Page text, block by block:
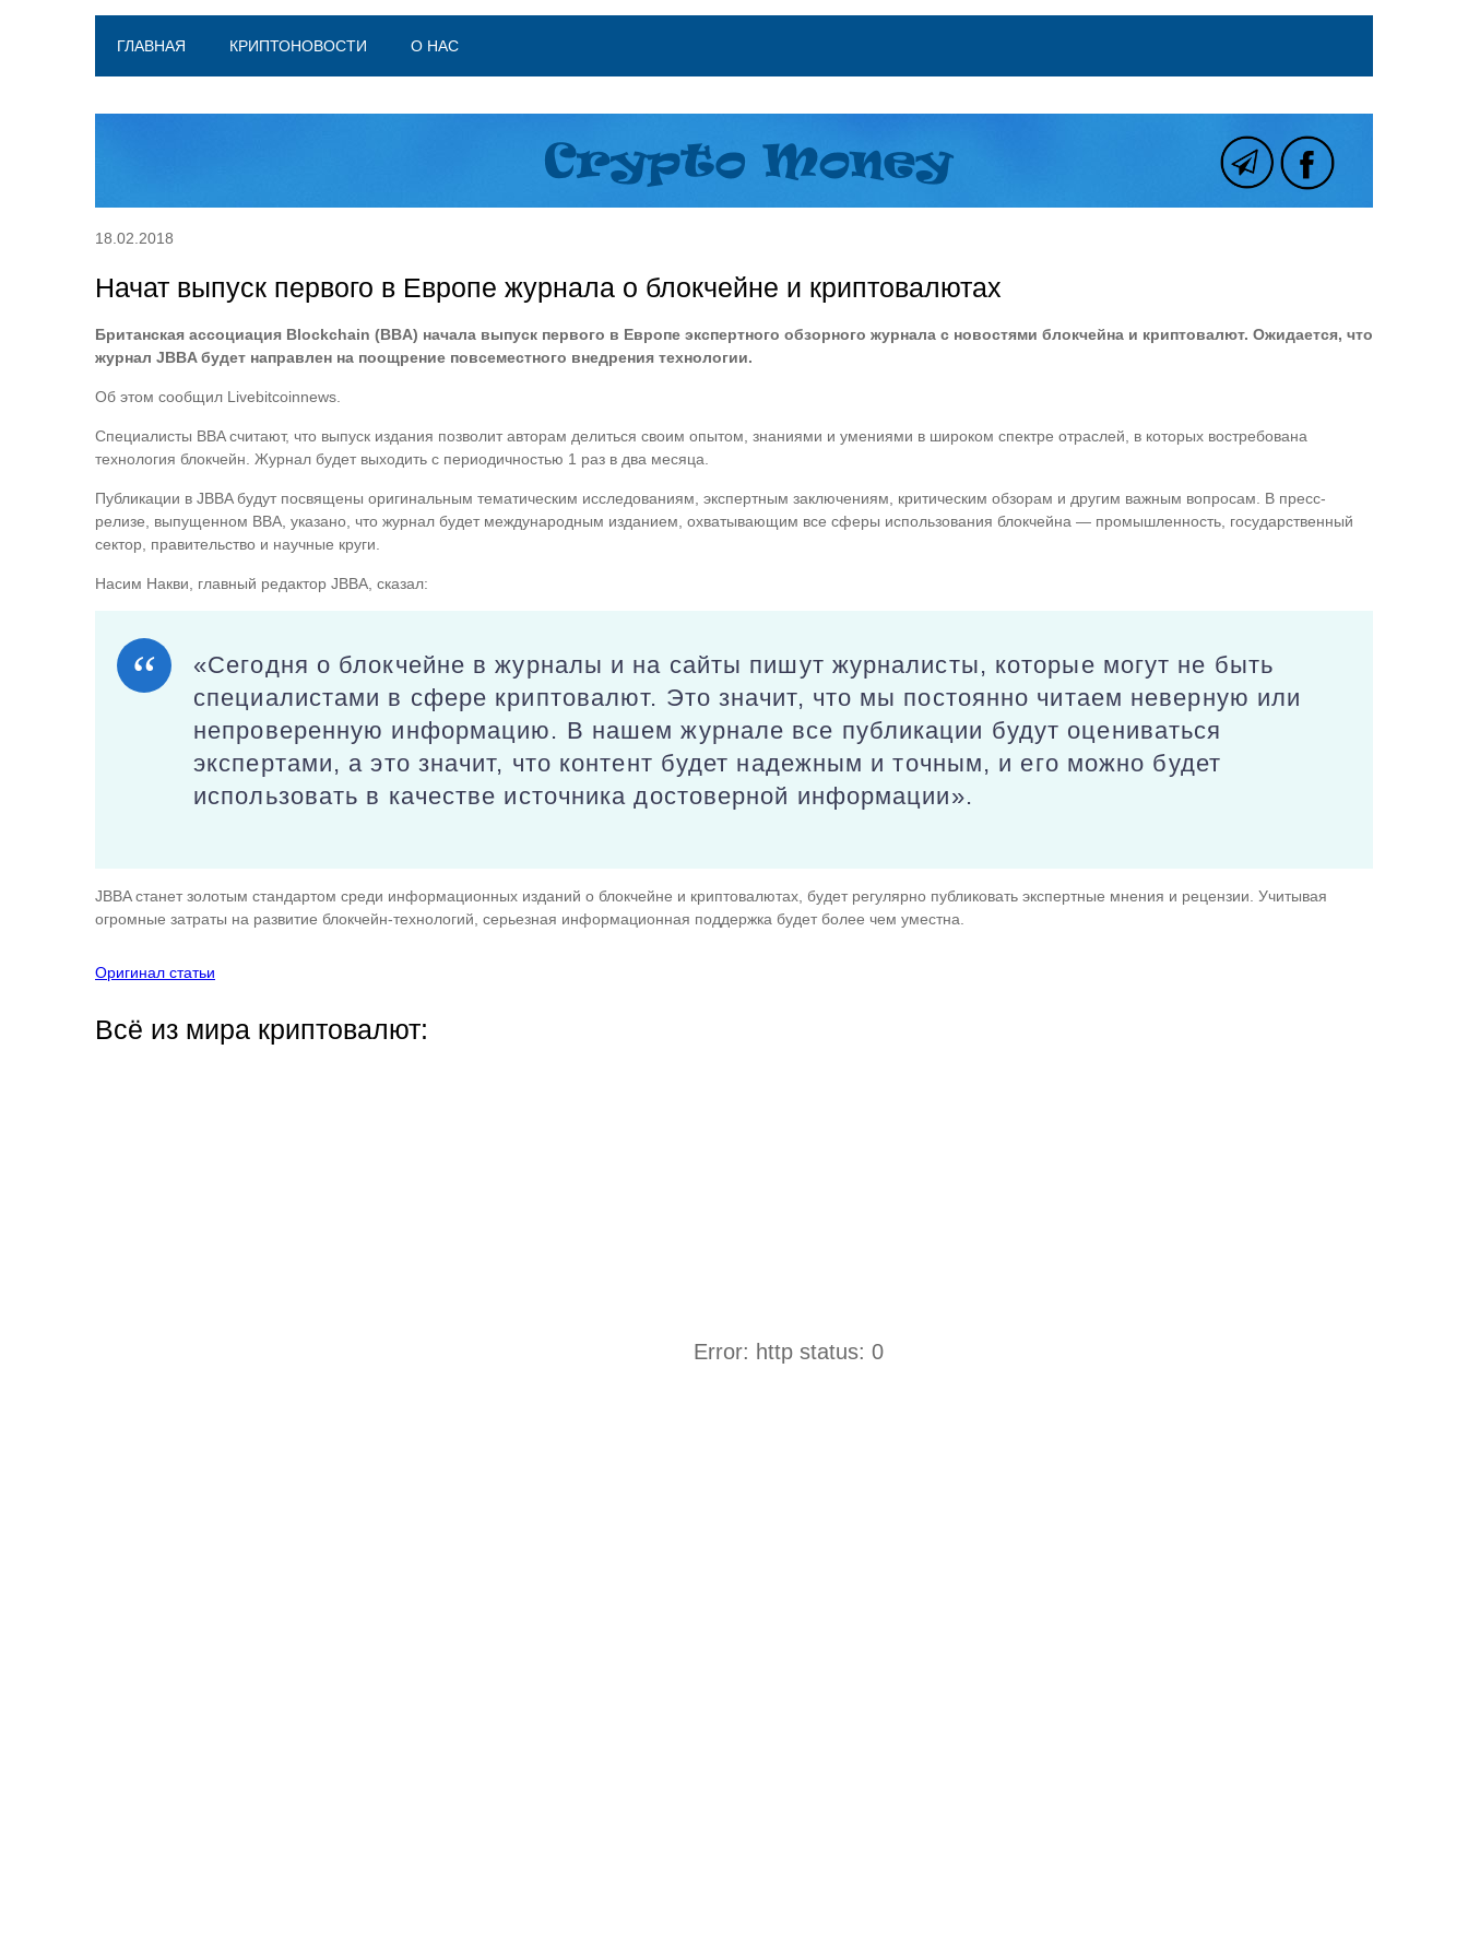
ГЛАВНАЯ КРИПТОНОВОСТИ О НАС
18.02.2018
Начат выпуск первого в Европе журнала о блокчейне и криптовалютах
Британская ассоциация Blockchain (BBA) начала выпуск первого в Европе экспертного обзорного журнала с новостями блокчейна и криптовалют. Ожидается, что
журнал JBBA будет направлен на поощрение повсеместного внедрения технологии.
Об этом сообщил Livebitcoinnews.
Специалисты BBA считают, что выпуск издания позволит авторам делиться своим опытом, знаниями и умениями в широком спектре отраслей, в которых востребована
технология блокчейн. Журнал будет выходить с периодичностью 1 раз в два месяца.
Публикации в JBBA будут посвящены оригинальным тематическим исследованиям, экспертным заключениям, критическим обзорам и другим важным вопросам. В пресс-
релизе, выпущенном BBA, указано, что журнал будет международным изданием, охватывающим все сферы использования блокчейна — промышленность, государственный
сектор, правительство и научные круги.
Насим Накви, главный редактор JBBA, сказал:
«Сегодня о блокчейне в журналы и на сайты пишут журналисты, которые могут не быть
специалистами в сфере криптовалют. Это значит, что мы постоянно читаем неверную или
непроверенную информацию. В нашем журнале все публикации будут оцениваться
экспертами, а это значит, что контент будет надежным и точным, и его можно будет
использовать в качестве источника достоверной информации».
JBBA станет золотым стандартом среди информационных изданий о блокчейне и криптовалютах, будет регулярно публиковать экспертные мнения и рецензии. Учитывая
огромные затраты на развитие блокчейн-технологий, серьезная информационная поддержка будет более чем уместна.
Оригинал статьи
Всё из мира криптовалют:
Error: http status: 0